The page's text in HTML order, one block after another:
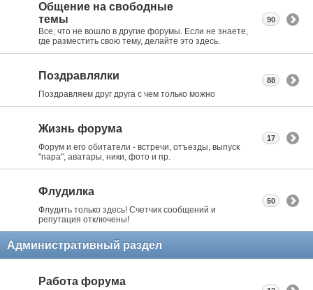
Общение на свободные
темы
Все, что не вошло в другие форумы. Если не знаете,
где разместить свою тему, делайте это здесь.
90
Поздравлялки
Поздравляем друг друга с чем только можно
88
Жизнь форума
Форум и его обитатели - встречи, отъезды, выпуск
"пара", аватары, ники, фото и пр.
17
Флудилка
Флудить только здесь! Счетчик сообщений и
репутация отключены!
50
Административный раздел
Работа форума